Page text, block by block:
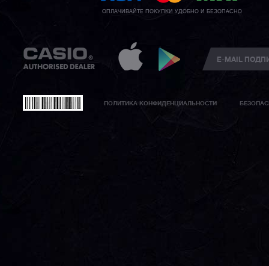
ОПЛАЧИВАЙТЕ ПОКУПКИ УДОБНО И БЕЗОПАСНО
ПОЛИТИКА КОНФИДЕНЦИАЛЬНОСТИ